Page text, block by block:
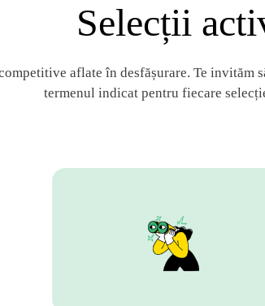
Selecții
aflate în desfășurare. Te invităm
termenul indicat pentru fiecare